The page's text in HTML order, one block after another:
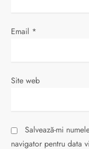
l
Email *
Site web
Salvează-mi
navigator pentru data